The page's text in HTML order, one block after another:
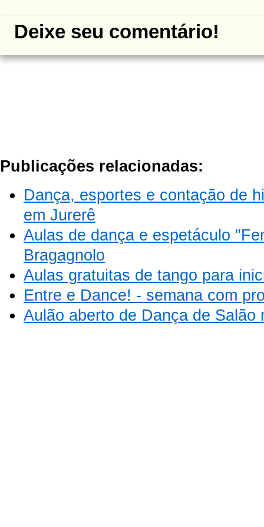
Deixe seu comentário!
Publicações relacionadas:
Dança, esportes e contação de
em Jurerê
Aulas de dança e espetáculo
Bragagnolo
Aulas gratuitas de tango para
Entre e Dance! - semana com
Aulão aberto de Dança de Salão